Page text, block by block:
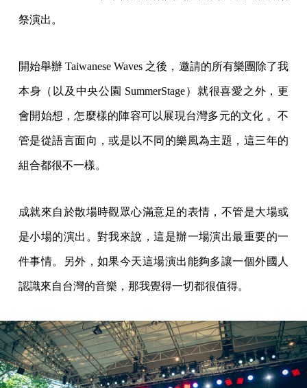
祭演出。
開始舉辦 Taiwanese Waves 之後，邀請的所有樂團除了我
本身（以及中央公園 SummerStage）就很喜愛之外，更
會開始想，怎麼樣的陣容可以展現台灣多元的文化 。不
管是從語言面向，或是以不同的樂風為主題，這三年的
組合都很不一樣。
成就來自於散場時觀眾心滿意足的表情，不管是大場或
是小場的演出。對我來說，這是辦一場演出最重要的一
件事情。另外，如果今天這場演出能夠多讓一個外國人
認識來自台灣的音樂，那我覺得一切都很值得。